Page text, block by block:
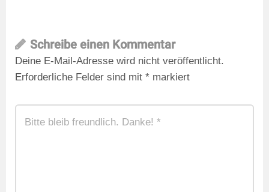
Schreibe einen Kommentar
Deine E-Mail-Adresse wird nicht veröffentlicht.
Erforderliche Felder sind mit * markiert